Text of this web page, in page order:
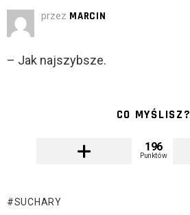
przez MARCIN
– Jak najszybsze.
CO MYŚLISZ?
196
Punktów
SUCHARY